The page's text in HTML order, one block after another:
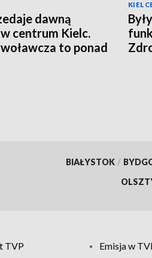
dawną
centrum Kielc.
to ponad
BIAŁYSTOK /
TVP Emisja w